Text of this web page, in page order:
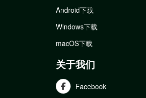
Android下载
Windows下载
macOS下载
关于我们
Facebook